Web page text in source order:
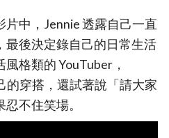
中，Jennie 透露自己一直
最後決定錄自己的日常生活
格類的 YouTuber，
的穿搭，還試著說「請大家
不住笑場。